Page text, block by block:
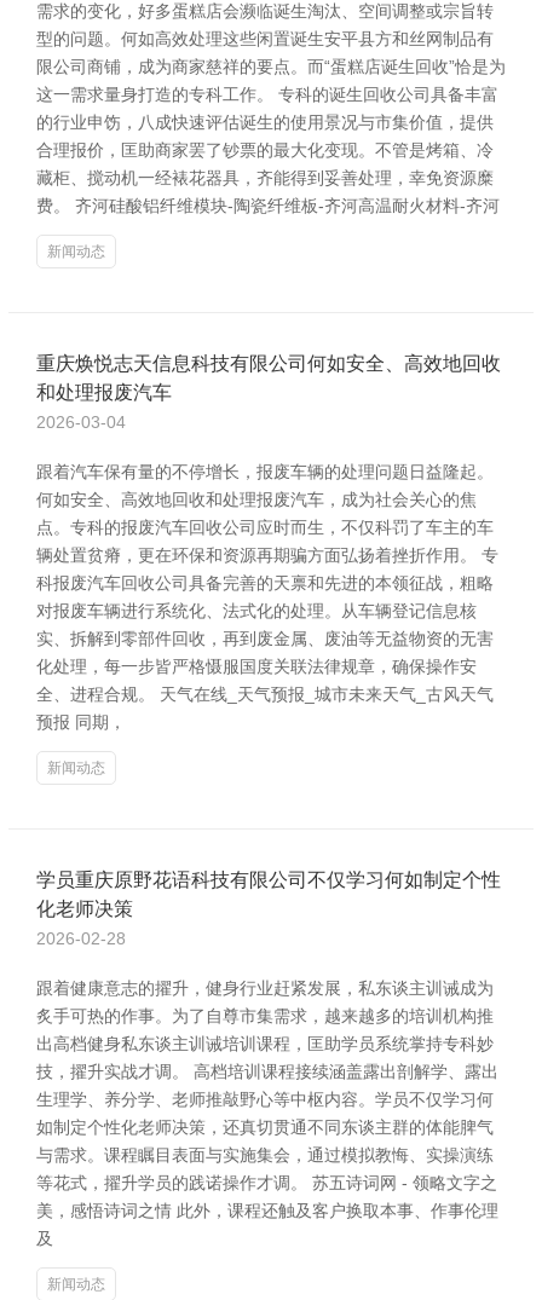
需求的变化，好多蛋糕店会濒临诞生淘汰、空间调整或宗旨转
型的问题。何如高效处理这些闲置诞生安平县方和丝网制品有
限公司商铺，成为商家慈祥的要点。而“蛋糕店诞生回收”恰是为
这一需求量身打造的专科工作。 专科的诞生回收公司具备丰富
的行业申饬，八成快速评估诞生的使用景况与市集价值，提供
合理报价，匡助商家罢了钞票的最大化变现。不管是烤箱、冷
藏柜、搅动机一经裱花器具，齐能得到妥善处理，幸免资源糜
费。 齐河硅酸铝纤维模块-陶瓷纤维板-齐河高温耐火材料-齐河
新闻动态
重庆焕悦志天信息科技有限公司何如安全、高效地回收
和处理报废汽车
2026-03-04
跟着汽车保有量的不停增长，报废车辆的处理问题日益隆起。
何如安全、高效地回收和处理报废汽车，成为社会关心的焦
点。专科的报废汽车回收公司应时而生，不仅科罚了车主的车
辆处置贫瘠，更在环保和资源再期骗方面弘扬着挫折作用。 专
科报废汽车回收公司具备完善的天禀和先进的本领征战，粗略
对报废车辆进行系统化、法式化的处理。从车辆登记信息核
实、拆解到零部件回收，再到废金属、废油等无益物资的无害
化处理，每一步皆严格慑服国度关联法律规章，确保操作安
全、进程合规。 天气在线_天气预报_城市未来天气_古风天气
预报 同期，
新闻动态
学员重庆原野花语科技有限公司不仅学习何如制定个性
化老师决策
2026-02-28
跟着健康意志的擢升，健身行业赶紧发展，私东谈主训诫成为
炙手可热的作事。为了自尊市集需求，越来越多的培训机构推
出高档健身私东谈主训诫培训课程，匡助学员系统掌持专科妙
技，擢升实战才调。 高档培训课程接续涵盖露出剖解学、露出
生理学、养分学、老师推敲野心等中枢内容。学员不仅学习何
如制定个性化老师决策，还真切贯通不同东谈主群的体能脾气
与需求。课程瞩目表面与实施集会，通过模拟教悔、实操演练
等花式，擢升学员的践诺操作才调。 苏五诗词网 - 领略文字之
美，感悟诗词之情 此外，课程还触及客户换取本事、作事伦理
及
新闻动态